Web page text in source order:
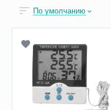
По умолчанию